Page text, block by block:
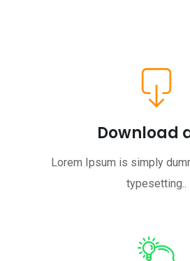
Download
Lorem Ipsum is simply
typesetting..